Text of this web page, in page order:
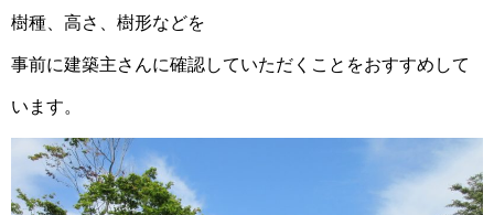
樹種、高さ、樹形などを
事前に建築主さんに確認していただくことをおすすめして
います。